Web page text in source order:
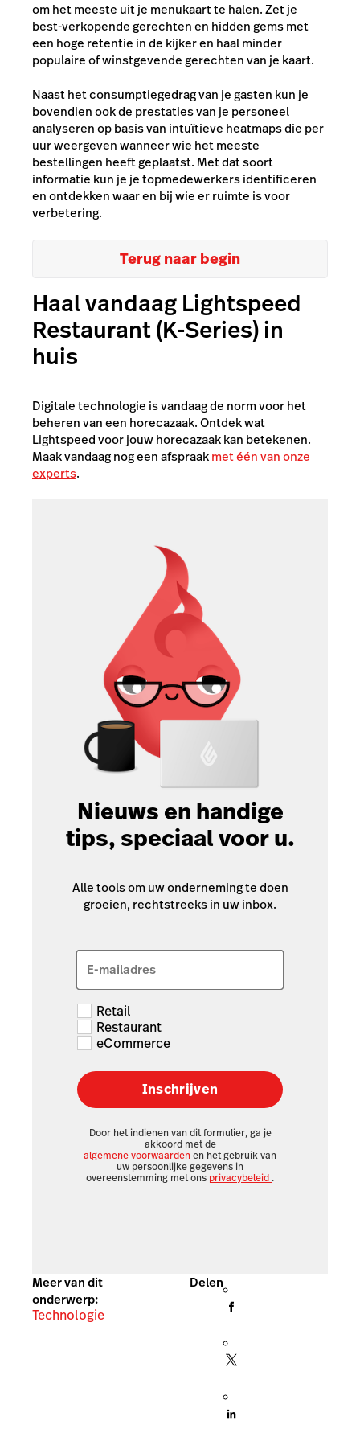
om het meeste uit je menukaart te halen. Zet je
best-verkopende gerechten en hidden gems met
een hoge retentie in de kijker en haal minder
populaire of winstgevende gerechten van je kaart.
Naast het consumptiegedrag van je gasten kun je
bovendien ook de prestaties van je personeel
analyseren op basis van intuïtieve heatmaps die per
uur weergeven wanneer wie het meeste
bestellingen heeft geplaatst. Met dat soort
informatie kun je je topmedewerkers identificeren
en ontdekken waar en bij wie er ruimte is voor
verbetering.
Terug naar begin
Haal vandaag Lightspeed
Restaurant (K-Series) in
huis
Digitale technologie is vandaag de norm voor het
beheren van een horecazaak. Ontdek wat
Lightspeed voor jouw horecazaak kan betekenen.
Maak vandaag nog een afspraakmet één van onze
experts.
Nieuws en handige
tips, speciaal voor u.
Alle tools om uw onderneming te doen
groeien, rechtstreeks in uw inbox.
E-mailadres
Retail
Restaurant
eCommerce
Inschrijven
Door het indienen van dit formulier, ga je
akkoord met de
algemene voorwaardenen het gebruik van
uw persoonlijke gegevens in
overeenstemming met ons privacybeleid .
Meer van dit
onderwerp:
Technologie
Delen